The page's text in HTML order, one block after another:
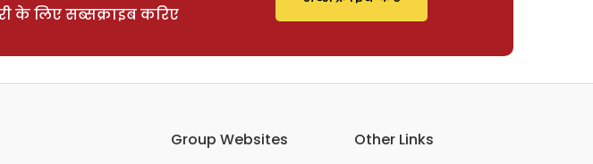
के लिए सब्सक्राइब करिए
Group Websites
Other Links